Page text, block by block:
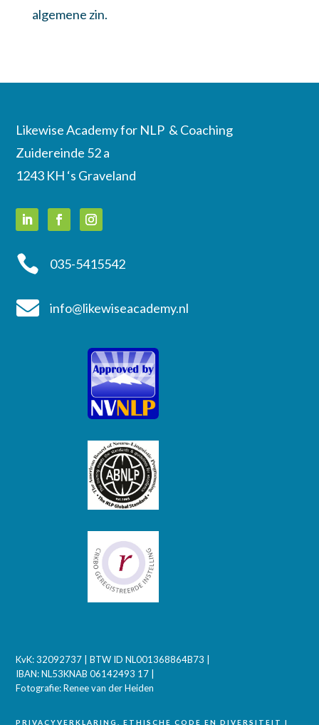
algemene zin.
Likewise Academy for NLP & Coaching
Zuidereinde 52 a
1243 KH ‘s Graveland
 035-5415542
 info@likewiseacademy.nl
KvK: 32092737 | BTW ID NL001368864B73 |
IBAN: NL53KNAB 06142493 17 |
Fotografie: Renee van der Heiden
PRIVACYVERKLARING, ETHISCHE CODE EN DIVERSITEIT |